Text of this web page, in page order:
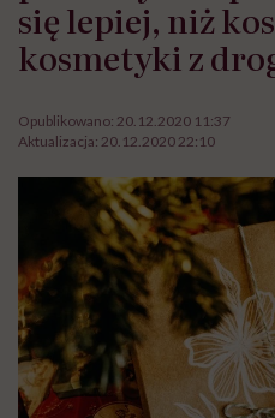
się lepiej, niż
kosmetyki z
Opublikowano: 20.12.2020 11:37
Aktualizacja: 20.12.2020 22:10